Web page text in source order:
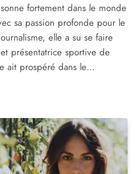
fortement dans le monde
sa passion profonde pour le
elle a su se faire
présentatrice sportive de
ait prospéré dans le…